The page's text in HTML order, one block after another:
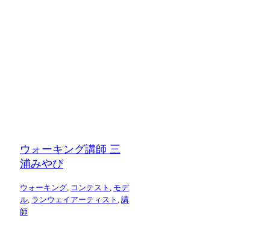
ウォーキング講師 三
浦みやび
ウォーキング, コンテスト , モデ
ル, ランウェイアーティスト , 講
師